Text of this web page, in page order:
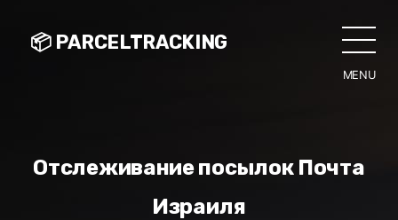
MENU
📦 PARCELTRACKING
Отслеживание посылок Почта
Израиля